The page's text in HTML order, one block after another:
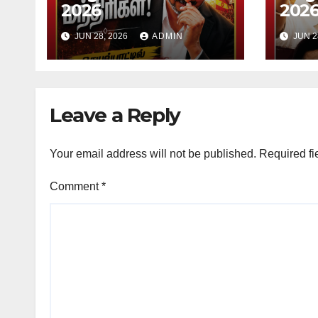
2026
JUN 28, 2026 ADMIN JUN
Leave a Reply
Your email address will not be published. Required
Comment*